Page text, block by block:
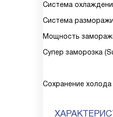
Система
Система
Мощность
Супер заморозка
Сохранение